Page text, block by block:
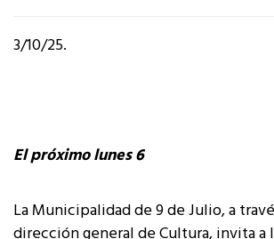
3/10/25.
El próximo lunes 6
La Municipalidad de 9 de Julio, a
dirección general de Cultura, invita a